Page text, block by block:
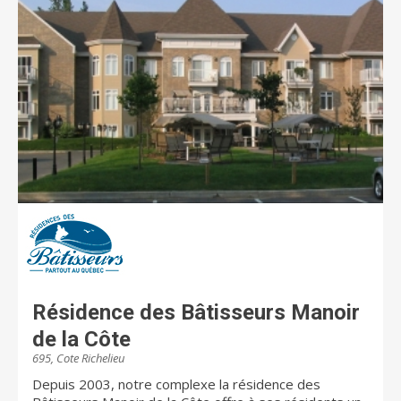
Résidence des Bâtisseurs Manoir
de la Côte
695, Cote Richelieu
Depuis 2003, notre complexe la résidence des